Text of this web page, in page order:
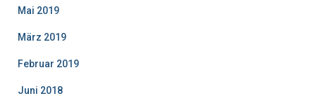
Mai 2019
März 2019
Februar 2019
Juni 2018